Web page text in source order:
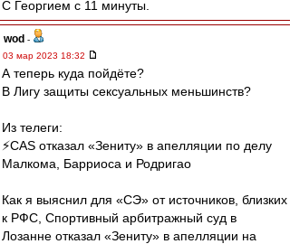
С Георгием с 11 минуты.
wod -
03 мар 2023 18:32
А теперь куда пойдёте?
В Лигу защиты сексуальных меньшинств?
Из телеги:
⚡️СAS отказал «Зениту» в апелляции по делу
Малкома, Барриоса и Родригао
Как я выяснил для «СЭ» от источников, близких
к РФС, Спортивный арбитражный суд в
Лозанне отказал «Зениту» в апелляции на